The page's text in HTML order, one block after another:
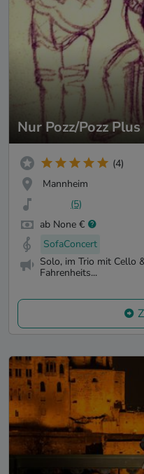
Nur Pozz/Pozz Plus
(4)
Mannheim
(5)
ab None €
SofaConcert
Solo, im Trio mit Cello
Fahrenheits...